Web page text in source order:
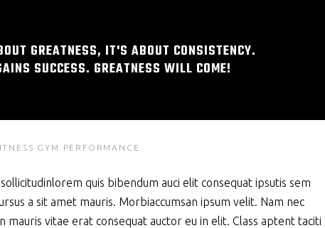
GREATNESS, IT'S ABOUT CONSISTENCY.
SUCCESS. GREATNESS WILL COME!
GYM PERFORMANCE
quis bibendum auci elit consequat ipsutis sem
a sit amet mauris. Morbiaccumsan ipsum velit. Nam nec
vitae erat consequat auctor eu in elit. Class aptent taciti